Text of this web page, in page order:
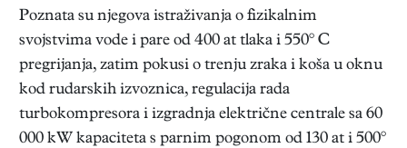
Poznata su njegova istraživanja o fizikalnim
svojstvima vode i pare od 400 at tlaka i 550° C
pregrijanja, zatim pokusi o trenju zraka i koša u oknu
kod rudarskih izvoznica, regulacija rada
turbokompresora i izgradnja električne centrale sa 60
000 kW kapaciteta s parnim pogonom od 130 at i 500°